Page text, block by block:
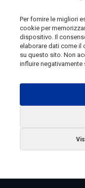
Per fornire le migliori
cookie per
dispositivo. Il
elaborare dati come il
su questo sito. Non
influire
2 giorni fa
Telemolise - reg.
10/08/1982 -
Testata Giornalistica
Campobasso n. 224
ANTONIO DI LALLO
Radio Tele Molise